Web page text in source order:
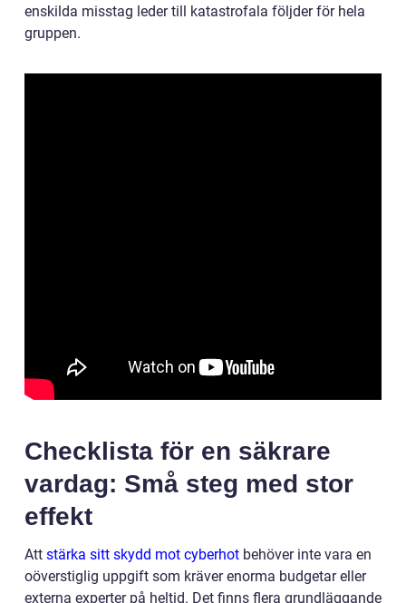
enskilda misstag leder till katastrofala följder för hela
gruppen.
Checklista för en säkrare
vardag: Små steg med stor
effekt
Att stärka sitt skydd mot cyberhot behöver inte vara en
oöverstiglig uppgift som kräver enorma budgetar eller
externa experter på heltid. Det finns flera grundläggande